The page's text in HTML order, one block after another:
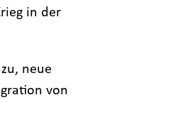
in der
neue
von